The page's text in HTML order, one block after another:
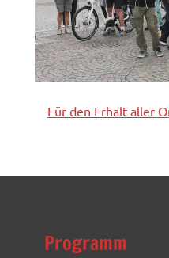
Für den Erhalt aller
Programm